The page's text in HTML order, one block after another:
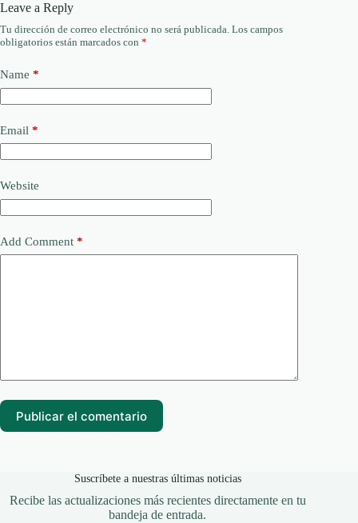
Leave a Reply
Tu dirección de correo electrónico no será publicada. Los campos
obligatorios están marcados con *
Name *
Email *
Website
Add Comment *
Publicar el comentario
Suscríbete a nuestras últimas noticias
Recibe las actualizaciones más recientes directamente en tu
bandeja de entrada.